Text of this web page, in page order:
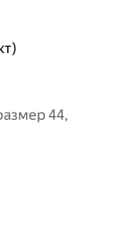
44,